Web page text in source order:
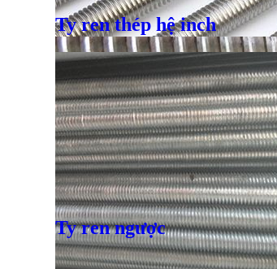
Bulong
Giá bánVND
Giá bánVND
Ty ren thép hệ inch
Ty ren ngược